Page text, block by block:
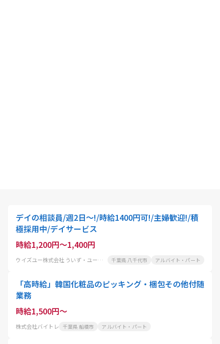
デイの相談員/週2日～!/時給1400円可!/主婦歓迎!/積
極採用中/デイサービス
時給1,200円～1,400円
ウイズユー株式会社 ういず・ユー勝田台デイサロン 千葉県 八千代市 アルバイト・パート
「高時給」韓国化粧品のピッキング・梱包その他付随
業務
時給1,500円～
株式会社バイトレ 千葉県 船橋市 アルバイト・パート